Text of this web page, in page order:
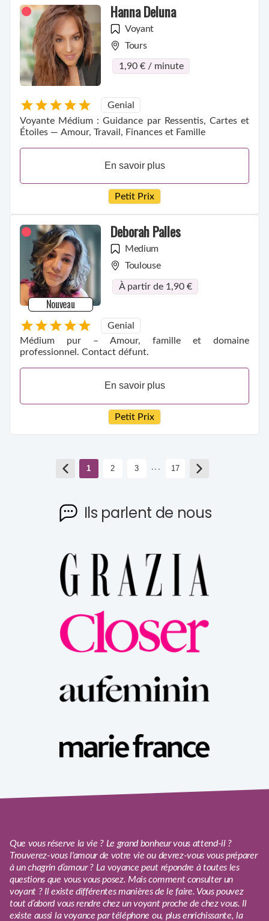
Hanna Deluna
Voyant
Tours
1,90 € / minute
Genial
Voyante Médium : Guidance par Ressentis, Cartes et
Étoiles — Amour, Travail, Finances et Famille
En savoir plus
Petit Prix
Nouveau
Deborah Palles
Medium
Toulouse
À partir de 1,90 €
Genial
Médium pur – Amour, famille et domaine
professionnel. Contact défunt.
En savoir plus
Petit Prix
1 2 3 ... 17
Ils parlent de nous
Que vous réserve la vie ? Le grand bonheur vous attend-il ?
Trouverez-vous l'amour de votre vie ou devrez-vous vous préparer
à un chagrin d’amour ? La voyance peut répondre à toutes les
questions que vous vous posez. Mais comment consulter un
voyant ? Il existe différentes manières de le faire. Vous pouvez
tout d’abord vous rendre chez un voyant proche de chez vous. Il
existe aussi la voyance par téléphone ou, plus enrichissante, la